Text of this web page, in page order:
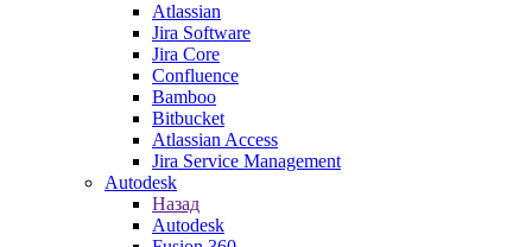
Atlassian
Jira Software
Jira Core
Confluence
Bamboo
Bitbucket
Atlassian Access
Jira Service Management
Autodesk
Назад
Autodesk